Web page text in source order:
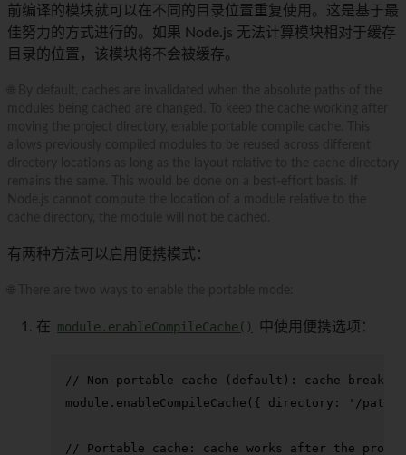
前编译的模块就可以在不同的目录位置重复使用。这是基于最
佳努力的方式进行的。如果 Node.js 无法计算模块相对于缓存
目录的位置，该模块将不会被缓存。
有两种方法可以启用便携模式：
在 module.enableCompileCache() 中使用便携选项：
// Non-portable cache (default): cache breaks
module . enableCompileCache ({ directory : '/path/
// Portable cache: cache works after the